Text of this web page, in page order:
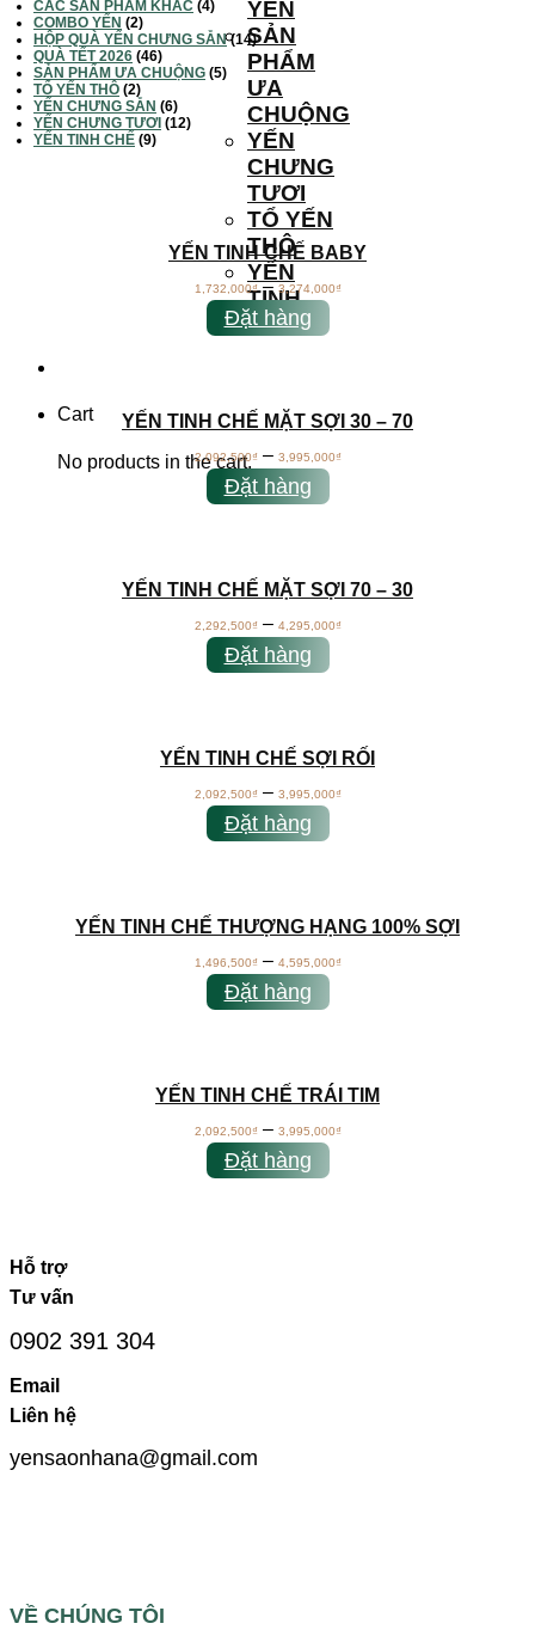
YẾN
SẢN
PHẨM
ƯA
CHUỘNG
YẾN
CHƯNG
TƯƠI
TỔ YẾN
THÔ
YẾN
TINH
CHẾ
Cart
No products in the cart.
CÁC SẢN PHẨM KHÁC (4)
COMBO YẾN (2)
HỘP QUÀ YẾN CHƯNG SẴN (14)
QUÀ TẾT 2026 (46)
SẢN PHẨM ƯA CHUỘNG (5)
TỔ YẾN THÔ (2)
YẾN CHƯNG SẴN (6)
YẾN CHƯNG TƯƠI (12)
YẾN TINH CHẾ (9)
YẾN TINH CHẾ BABY
1,732,000₫–3,274,000₫
Đặt hàng
YẾN TINH CHẾ MẶT SỢI 30 – 70
2,092,500₫– 3,995,000₫
Đặt hàng
YẾN TINH CHẾ MẶT SỢI 70 – 30
2,292,500₫– 4,295,000₫
Đặt hàng
YẾN TINH CHẾ SỢI RỐI
2,092,500₫– 3,995,000₫
Đặt hàng
YẾN TINH CHẾ THƯỢNG HẠNG 100% SỢI
1,496,500₫– 4,595,000₫
Đặt hàng
YẾN TINH CHẾ TRÁI TIM
2,092,500₫– 3,995,000₫
Đặt hàng
Hỗ trợ
Tư vấn
0902 391 304
Email
Liên hệ
yensaonhana@gmail.com
VỀ CHÚNG TÔI